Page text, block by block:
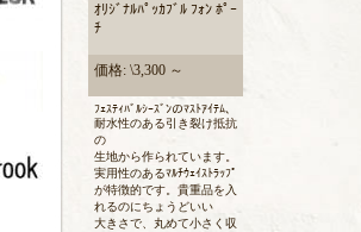
ｵﾘｼﾞﾅﾙﾊﾟｯｶﾌﾞﾙ ﾌｫﾝ ﾎﾟｰ
ﾁ
価格: \3,300 ～
ﾌｪｽﾃｨﾊﾞﾙｼｰｽﾞﾝのﾏｽﾄｱｲﾃﾑ、
耐水性のある引き裂け抵抗
の
生地から作られています。
実用性のあるﾏﾙﾁｳｪｲｽﾄﾗｯﾌﾟ
が特徴的です。貴重品を入
れるのにちょうどいい
大きさで、丸めて小さく収